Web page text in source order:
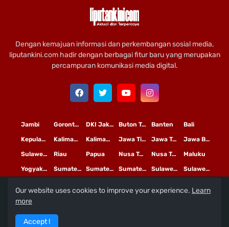
Dengan kemajuan informasi dan perkembangan sosial media,
liputankini.com hadir dengan berbagai fitur baru yang merupakan
percampuran komunikasi media digital.
Bali
Banten
Buton Tengah
DKI Jakarta
Gorontalo
Jambi
Jawa Barat
Jawa Tengah
Jawa Timur
Kalimantan Tengah
Kalimantan Timur
Kepulauan Riau
Maluku
Nusa Tenggara Barat
Nusa Tenggara Timur
Papua
Riau
Sulawesi Selatan
Sulawesi Tengah
Sulawesi Utara
Sumatera Barat
Sumatera Selatan
Sumatera Utara
Yogyakarta
Copyright© 2020 PTLiputan Kini Mediatama
Redaksi Pedoman Media Siber
Our website uses cookies to improve your experience. Learn
more
Accept !